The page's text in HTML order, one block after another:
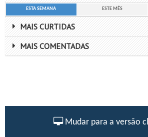
ESTA SEMANA ESTE MÊS
MAIS CURTIDAS
MAIS COMENTADAS
Mudar para a versão